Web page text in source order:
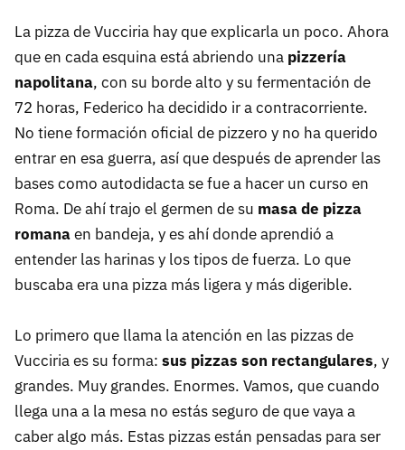
La pizza de Vucciria hay que explicarla un poco. Ahora
que en cada esquina está abriendo una pizzería
napolitana, con su borde alto y su fermentación de
72 horas, Federico ha decidido ir a contracorriente.
No tiene formación oficial de pizzero y no ha querido
entrar en esa guerra, así que después de aprender las
bases como autodidacta se fue a hacer un curso en
Roma. De ahí trajo el germen de su masa de pizza
romanaen bandeja, y es ahí donde aprendió a
entender las harinas y los tipos de fuerza. Lo que
buscaba era una pizza más ligera y más digerible.
Lo primero que llama la atención en las pizzas de
Vucciria es su forma: sus pizzas son rectangulares, y
grandes. Muy grandes. Enormes. Vamos, que cuando
llega una a la mesa no estás seguro de que vaya a
caber algo más. Estas pizzas están pensadas para ser